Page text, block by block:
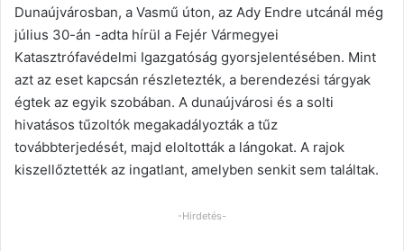
Dunaújvárosban, a Vasmű úton, az Ady Endre utcánál még
július 30-án -adta hírül a Fejér Vármegyei
Katasztrófavédelmi Igazgatóság gyorsjelentésében. Mint
azt az eset kapcsán részletezték, a berendezési tárgyak
égtek az egyik szobában. A dunaújvárosi és a solti
hivatásos tűzoltók megakadályozták a tűz
továbbterjedését, majd eloltották a lángokat. A rajok
kiszellőztették az ingatlant, amelyben senkit sem találtak.
-Hirdetés-